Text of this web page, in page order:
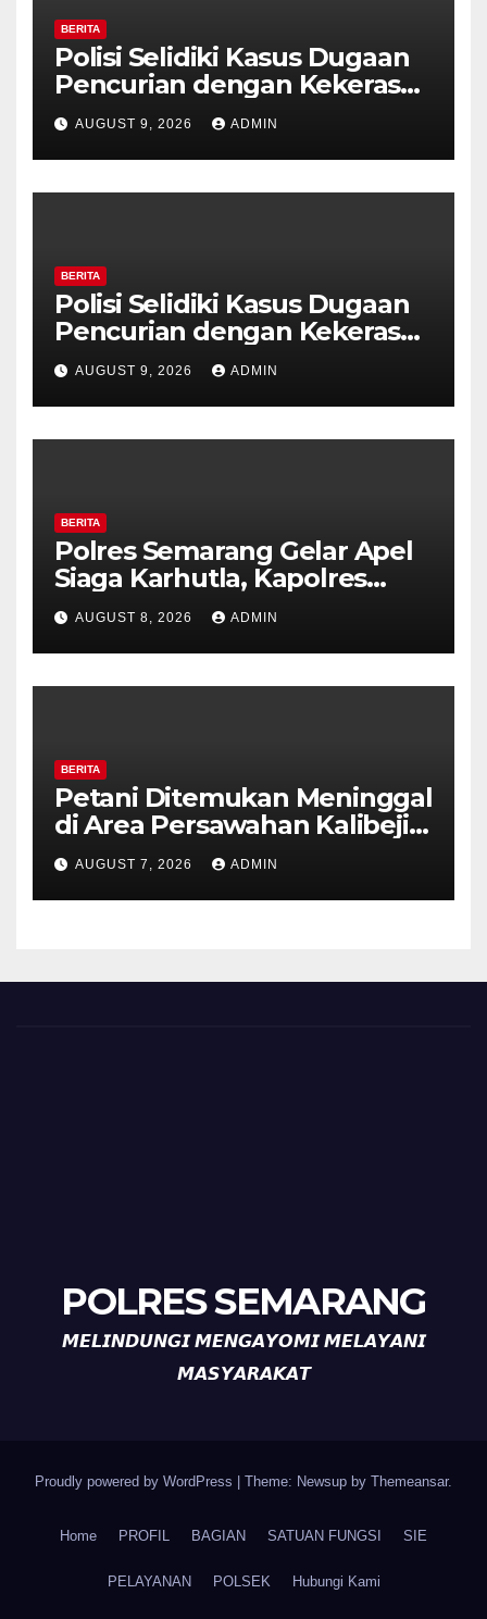
BERITA
Polisi Selidiki Kasus Dugaan
Pencurian dengan Kekerasan
di Counter HP Royal Phone
Ambarawa.
AUGUST 9, 2026 ADMIN
BERITA
Polisi Selidiki Kasus Dugaan
Pencurian dengan Kekerasan
di Counter HP Royal Phone
Ambarawa.
AUGUST 9, 2026 ADMIN
BERITA
Polres Semarang Gelar Apel
Siaga Karhutla, Kapolres
Tekankan Sinergi dan
Kesiapsiagaan Hadapi Musim
Kemarau.
AUGUST 8, 2026 ADMIN
BERITA
Petani Ditemukan Meninggal
di Area Persawahan Kalibeji,
Polisi Pastikan Tidak Ada
Tanda Kekerasan
AUGUST 7, 2026 ADMIN
POLRES SEMARANG
𝙈𝙀𝙇𝙄𝙉𝘿𝙐𝙉𝙂𝙄 𝙈𝙀𝙉𝙂𝘼𝙔𝙊𝙈𝙄 𝙈𝙀𝙇𝘼𝙔𝘼𝙉𝙄
𝙈𝘼𝙎𝙔𝘼𝙍𝘼𝙆𝘼𝙏
Proudly powered by WordPress Theme: Newsup by Themeansar.
Home PROFIL BAGIAN SATUAN FUNGSI SIE
PELAYANAN POLSEK Hubungi Kami